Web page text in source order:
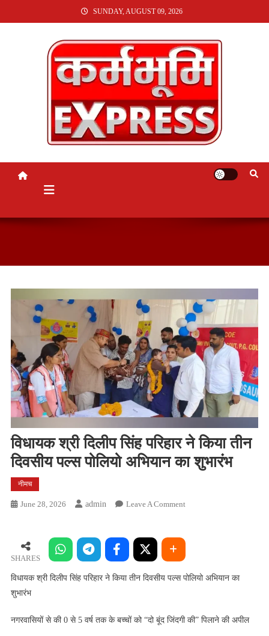
TO
SUNDAY, AUGUST 09, 2026
KARMABHUMI EXPRESS
विधायक श्री दिलीप सिंह परिहार ने किया तीन
दिवसीय पल्स पोलियो अभियान का शुभारंभ
नीमच
June 28, 2026 Admin Leave A CommentOn
दिलीप
सिंह
परिहार
तीन
SHARES
​विधायक श्री दिलीप सिंह परिहार ने किया तीन दिवसीय पल्स पोलियो अभियान का
शुभारंभ
​नगरवासियों से की 0 से 5 वर्ष तक के बच्चों को “दो बूंद जिंदगी की” पिलाने की अपील